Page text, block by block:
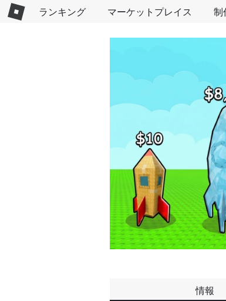
ランキング マーケットプレイス 制
情報